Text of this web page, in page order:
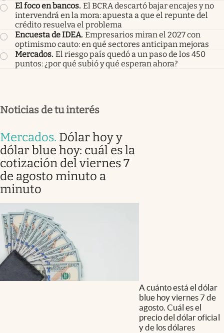
El foco en bancos. El BCRA descartó bajar encajes y no
intervendrá en la mora: apuesta a que el repunte del
crédito resuelva el problema
Encuesta de IDEA. Empresarios miran el 2027 con
optimismo cauto: en qué sectores anticipan mejoras
Mercados. El riesgo país quedó a un paso de los 450
puntos: ¿por qué subió y qué esperan ahora?
Noticias de tu interés
Mercados. Dólar hoy y
dólar blue hoy: cuál es la
cotización del viernes 7
de agosto minuto a
minuto
A cuánto está el dólar
blue hoy viernes 7 de
agosto. Cuál es el
precio del dólar oficial
y de los dólares